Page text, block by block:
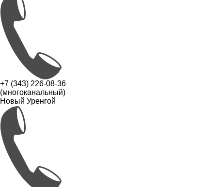
+7 (343) 226-08-36
(многоканальный)
Новый Уренгой